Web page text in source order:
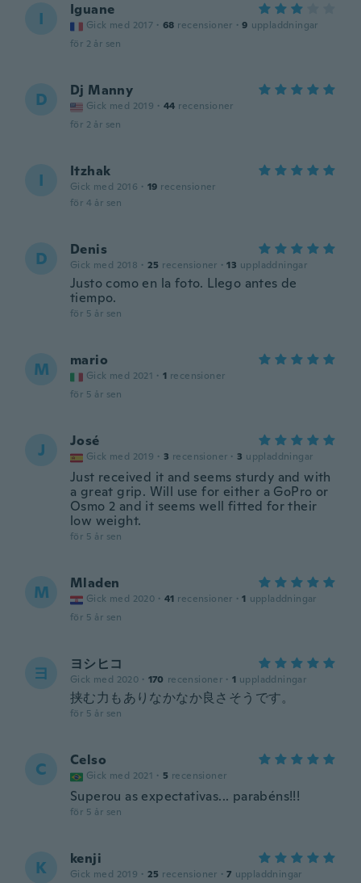
I Iguane
Gick med 2017 · 68 recensioner · 9 uppladdningar
för 2 år sen
D Dj Manny
Gick med 2019 · 44 recensioner
för 2 år sen
I Itzhak
Gick med 2016 · 19 recensioner
för 4 år sen
D Denis
Gick med 2018 · 25 recensioner · 13 uppladdningar
Justo como en la foto. Llego antes de
tiempo.
för 5 år sen
M mario
Gick med 2021 · 1 recensioner
för 5 år sen
J José
Gick med 2019 · 3 recensioner · 3 uppladdningar
Just received it and seems sturdy and with
a great grip. Will use for either a GoPro or
Osmo 2 and it seems well fitted for their
low weight.
för 5 år sen
M Mladen
Gick med 2020 · 41 recensioner · 1 uppladdningar
för 5 år sen
ヨ ヨシヒコ
Gick med 2020 · 170 recensioner · 1 uppladdningar
挟む力もありなかなか良さそうです。
för 5 år sen
C Celso
Gick med 2021 · 5 recensioner
Superou as expectativas... parabéns!!!
för 5 år sen
K kenji
Gick med 2019 · 25 recensioner · 7 uppladdningar